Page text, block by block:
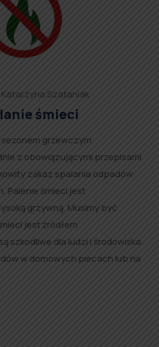
Katarzyna Szataniak
śmieci
grzewczym
z obowiązującymi przepisami
zakaz spalania odpadów
Palenie śmieci jest
grzywną. Musimy być
jest źródłem
szkodliwe dla ludzi i środowiska.
w domowych piecach lub na